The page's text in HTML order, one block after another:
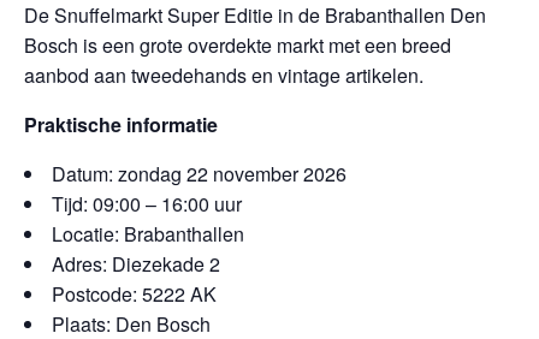
De Snuffelmarkt Super Editie in de Brabanthallen Den
Bosch is een grote overdekte markt met een breed
aanbod aan tweedehands en vintage artikelen.
Praktische informatie
Datum: zondag 22 november 2026
Tijd: 09:00 – 16:00 uur
Locatie: Brabanthallen
Adres: Diezekade 2
Postcode: 5222 AK
Plaats: Den Bosch